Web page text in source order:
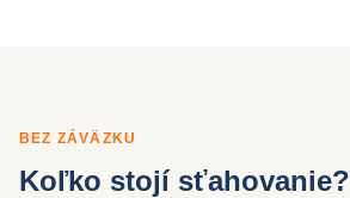
BEZ ZÁVÄZKU
Koľko stojí sťahovanie?